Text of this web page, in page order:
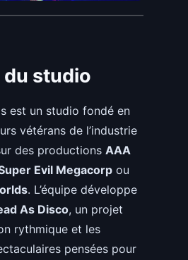
studio
s est un studio fondé en
vétérans de l’industrie
des productions AAA
Evil Megacorpou
. L’équipe développe
As Disco, un projet
rythmique et les
pensées pour